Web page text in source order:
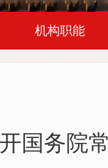
机构职能
国务院